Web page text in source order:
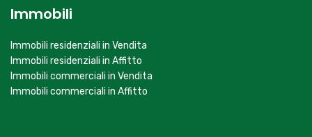
Immobili
Immobili residenziali in Vendita
Immobili residenziali in Affitto
Immobili commerciali in Vendita
Immobili commerciali in Affitto